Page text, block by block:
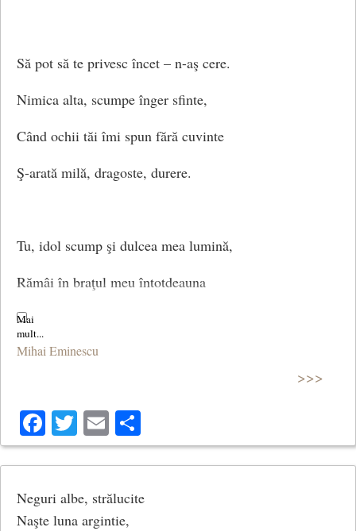
Să pot să te privesc încet – n-aş cere.
Nimica alta, scumpe înger sfinte,
Când ochii tăi îmi spun fără cuvinte
Ş-arată milă, dragoste, durere.
Tu, idol scump şi dulcea mea lumină,
Rămâi în braţul meu întotdeauna
Căci numai ţie al meu suflet se închină.
De chipul tău viaţa mea e plină:
Pot fi minuni, ca tine nu-i niciuna.
(Vorbeşte-ncet)
Mihai Eminescu
>>>
Facebook
Twitter
Email
Neguri albe, strălucite
Naşte luna argintie,